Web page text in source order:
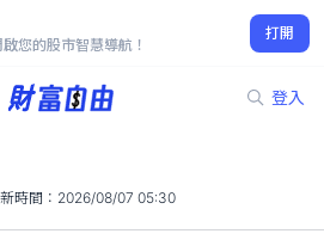
您的股市智慧導航！
打開
登入
0.25%
時間： 2026/08/07 05:30